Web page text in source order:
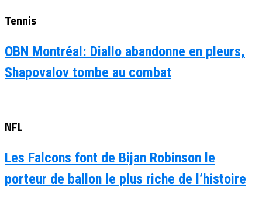
Tennis
OBN Montréal: Diallo abandonne en pleurs,
Shapovalov tombe au combat
NFL
Les Falcons font de Bijan Robinson le
porteur de ballon le plus riche de l’histoire